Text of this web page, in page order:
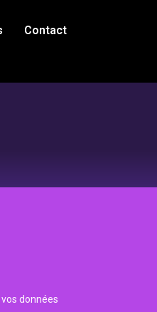
Contact
données